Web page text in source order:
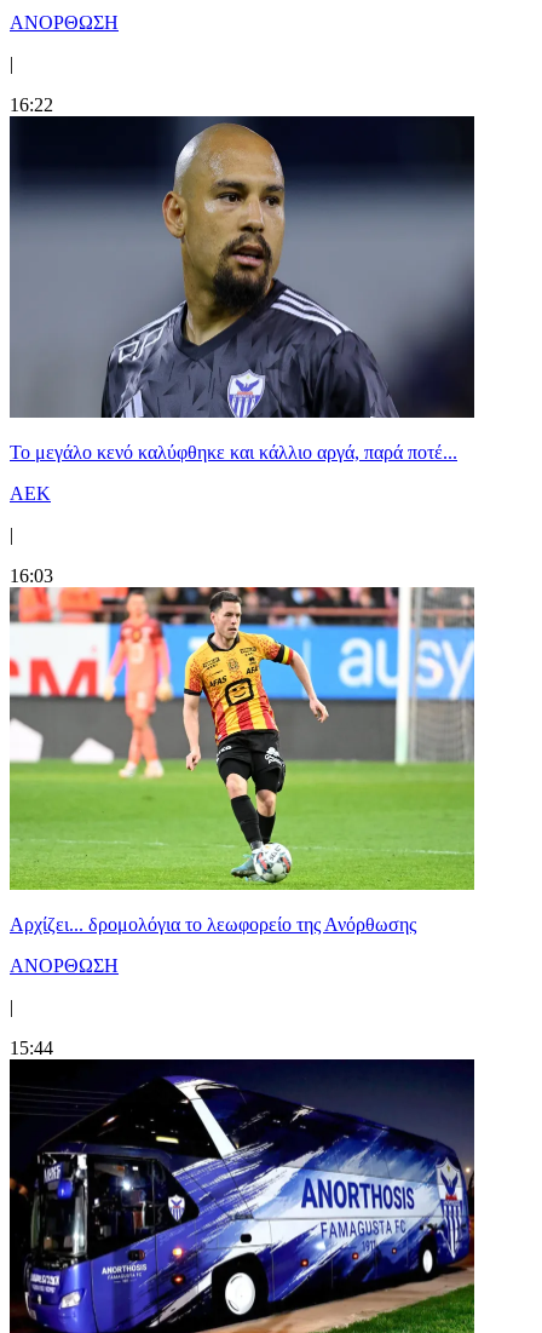
ΑΝΟΡΘΩΣΗ
|
16:22
Το μεγάλο κενό καλύφθηκε και κάλλιο αργά, παρά ποτέ...
ΑΕΚ
|
16:03
Αρχίζει... δρομολόγια το λεωφορείο της Ανόρθωσης
ΑΝΟΡΘΩΣΗ
|
15:44